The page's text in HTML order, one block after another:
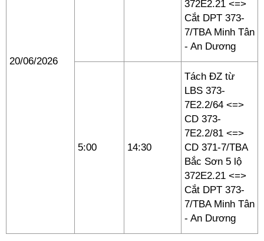
20/06/2026
372E2.21 <=>
Cắt DPT 373-
7/TBA Minh Tân
- An Dương
5:00 14:30
Tách ĐZ từ
LBS 373-
7E2.2/64 <=>
CD 373-
7E2.2/81 <=>
CD 371-7/TBA
Bắc Sơn 5 lộ
372E2.21 <=>
Cắt DPT 373-
7/TBA Minh Tân
- An Dương